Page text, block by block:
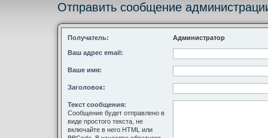
Отправить сообщение
Получатель: Администратор
Ваш адрес email:
Ваше имя:
Заголовок:
Текст сообщения:
Сообщение будет отправлено в
виде простого текста, не
включайте в него HTML или